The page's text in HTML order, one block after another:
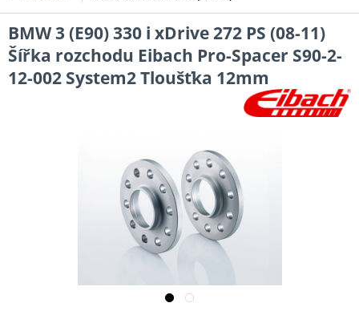
BMW 3 (E90) 330 i xDrive 272 PS (08-11)
Šířka rozchodu Eibach Pro-Spacer S90-2-
12-002 System2 Tloušťka 12mm